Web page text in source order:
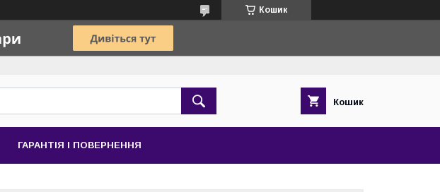
Кошик
Кошик
ГАРАНТІЯ І ПОВЕРНЕННЯ